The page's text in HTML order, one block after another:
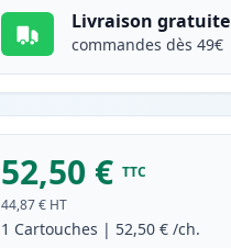
Livraison gratuite
commandes dès 49€
52,50 € TTC
44,87 € HT
1 Cartouches | 52,50 € /ch.